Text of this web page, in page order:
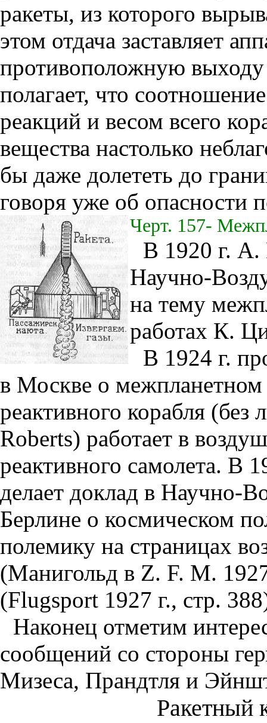
ракеты, из которого
этом отдача заставляет
противоположную выходу
полагает, что
реакций и весом всего
вещества настолько
бы даже долететь до
говоря уже об опасности
Черт. 157-
В 1920 г. А.
Научно-
на тему
работах К.
В 1924 г.
в Москве о межпланетном
реактивного корабля
Roberts) работает в
реактивного самолета. В
делает доклад в Научно-
Берлине о космическом
полемику на страницах
(Манигольд в Z. F. М.
(Flugsport 1927 г., стр.
Наконец отметим
сообщений со стороны
Мизеса, Прандтля и
Ракетный